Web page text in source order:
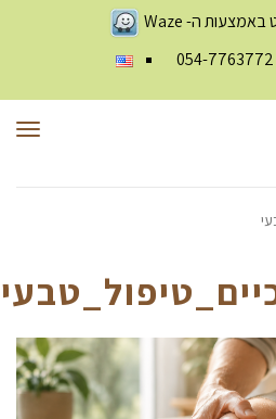
באמצעות ה-Waze
054-7763772